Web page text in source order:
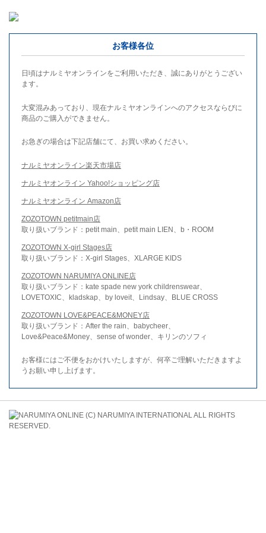
お客様各位
日頃はナルミヤオンラインをご利用いただき、誠にありがとうござい
ます。
大変混みあっており、現在ナルミヤオンラインへのアクセスならびに
商品のご購入ができません。
お急ぎの場合は下記店舗にて、お買い求めください。
ナルミヤオンライン楽天市場店
ナルミヤオンライン Yahoo!ショッピング店
ナルミヤオンライン Amazon店
ZOZOTOWN petitmain店
取り扱いブランド：petit main、petit main LIEN、b・ROOM
ZOZOTOWN X-girl Stages店
取り扱いブランド：X-girl Stages、XLARGE KIDS
ZOZOTOWN NARUMIYA ONLINE店
取り扱いブランド：kate spade new york childrenswear、
LOVETOXIC、kladskap、by loveit、Lindsay、BLUE CROSS
ZOZOTOWN LOVE&PEACE&MONEY店
取り扱いブランド：After the rain、babycheer、
Love&Peace&Money、sense of wonder、キリンのソフィ
お客様にはご不便をおかけいたしますが、何卒ご理解いただきますよ
うお願い申し上げます。